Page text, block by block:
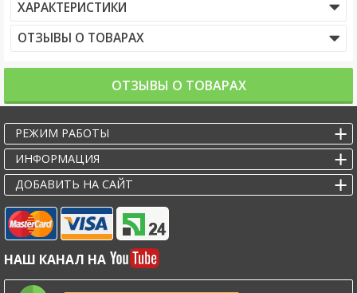
ХАРАКТЕРИСТИКИ
ОТЗЫВЫ О ТОВАРАХ
ОТЗЫВЫ О ТОВАРАХ
РЕЖИМ РАБОТЫ
ИНФОРМАЦИЯ
ДОБАВИТЬ НА САЙТ
НАШ КАНАЛ НА